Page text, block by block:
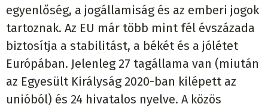
egyenlőség, a jogállamiság és az emberi jogok
tartoznak. Az EU már több mint fél évszázada
biztosítja a stabilitást, a békét és a jólétet
Európában. Jelenleg 27 tagállama van (miután
az Egyesült Királyság 2020-ban kilépett az
unióból) és 24 hivatalos nyelve. A közös